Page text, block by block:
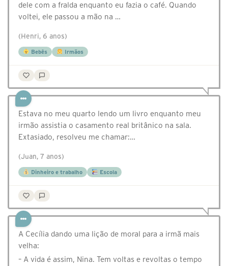
dele com a fralda enquanto eu fazia o café. Quando
voltei, ele passou a mão na …
(Henri, 6 anos)
Bebês Irmãos
Estava no meu quarto lendo um livro enquanto meu
irmão assistia o casamento real britânico na sala.
Extasiado, resolveu me chamar:…
(Juan, 7 anos)
Dinheiro e trabalho Escola
A Cecília dando uma lição de moral para a irmã mais
velha:
– A vida é assim, Nina. Tem voltas e revoltas o tempo